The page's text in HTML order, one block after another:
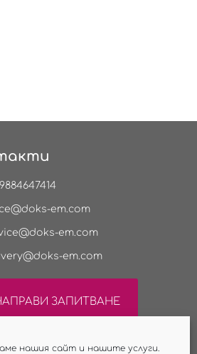
нашия сайт и нашите услуги.
em.com
em.com
em.com
ЗАПИТВАНЕ